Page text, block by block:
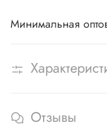
Минимальная
Отзывы